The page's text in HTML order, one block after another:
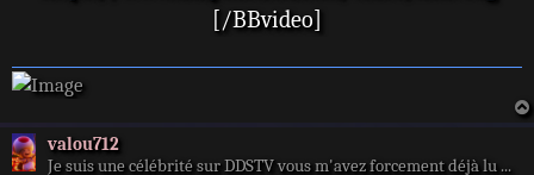
[/BBvideo]
valou712
Je suis une célébrité sur DDSTV vous m'avez forcement déjà lu ...